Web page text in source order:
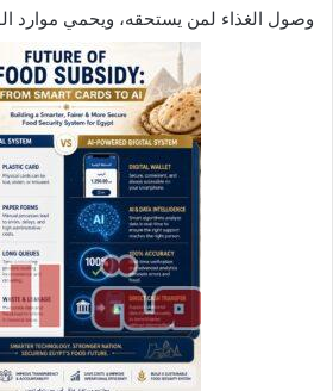
وصول الغذاء لمن يستحقه، ويحمي موارد